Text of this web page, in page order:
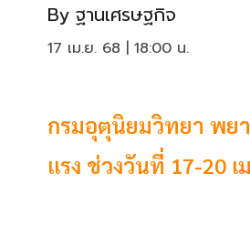
By ฐานเศรษฐกิจ
17 เม.ย. 68 | 18:00 น.
กรมอุตุนิยมวิทยา พย
แรง ช่วงวันที่ 17-20